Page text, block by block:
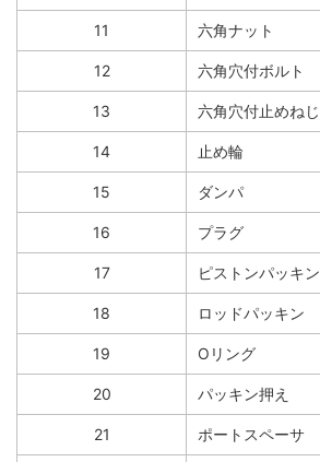
11 六角ナット
12 六角穴付ボルト
13 六角穴付止めねじ
14 止め輪
15 ダンパ
16 プラグ
17 ピストンパッキン
18 ロッドパッキン
19 Oリング
20 パッキン押え
21 ポートスペーサ